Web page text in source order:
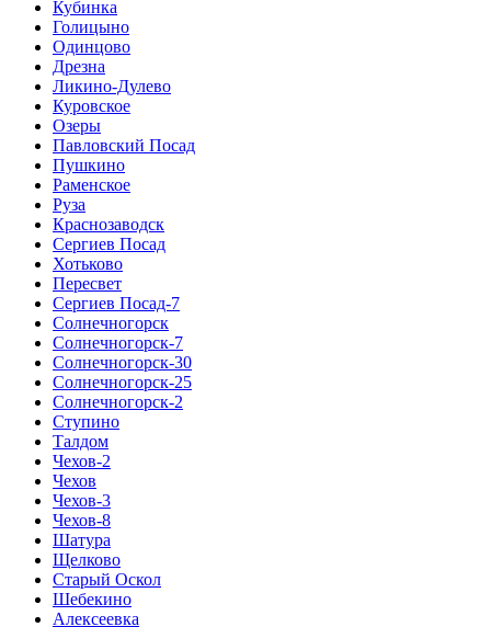
Кубинка
Голицыно
Одинцово
Дрезна
Ликино-Дулево
Куровское
Озеры
Павловский Посад
Пушкино
Раменское
Руза
Краснозаводск
Сергиев Посад
Хотьково
Пересвет
Сергиев Посад-7
Солнечногорск
Солнечногорск-7
Солнечногорск-30
Солнечногорск-25
Солнечногорск-2
Ступино
Талдом
Чехов-2
Чехов
Чехов-3
Чехов-8
Шатура
Щелково
Старый Оскол
Шебекино
Алексеевка